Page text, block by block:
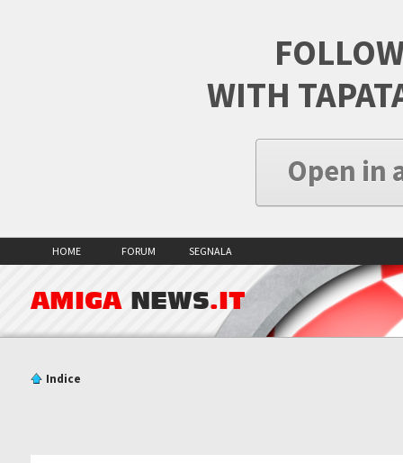
WITH
Open in
HOME FORUM SEGNALA
AMIGA NEWS.IT
Indice